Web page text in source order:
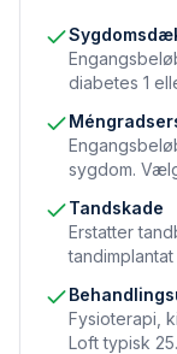
diabetes 1
sygdom.
Tandskade
Erstatter
Fysioterapi,
Loft typisk